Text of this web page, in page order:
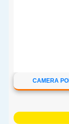
CAMERA